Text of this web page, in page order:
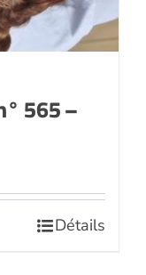
565 –
Détails